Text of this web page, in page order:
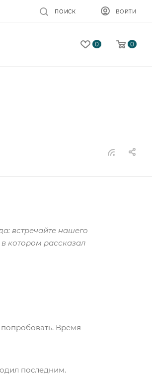
ВОЙТИ
ПОИСК
0 0
встречайте нашего
котором рассказал
Время
последним.